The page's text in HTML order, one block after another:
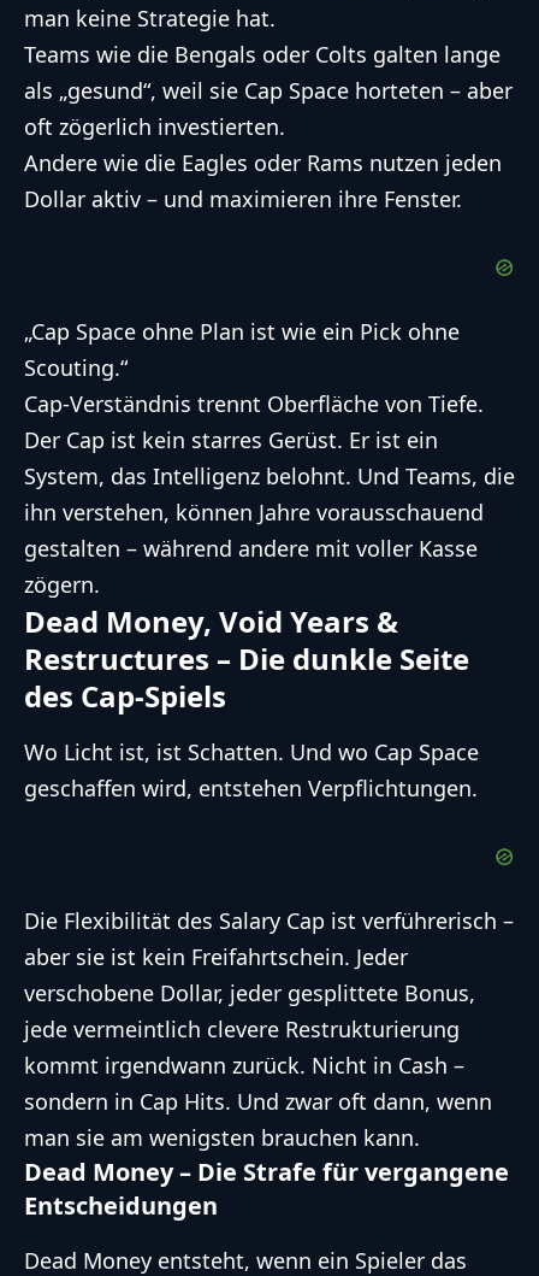
man keine Strategie hat.
Teams wie die Bengals oder Colts galten lange
als „gesund“, weil sie Cap Space horteten – aber
oft zögerlich investierten.
Andere wie die Eagles oder Rams nutzen jeden
Dollar aktiv – und maximieren ihre Fenster.
„Cap Space ohne Plan ist wie ein Pick ohne
Scouting.“
Cap-Verständnis trennt Oberfläche von Tiefe.
Der Cap ist kein starres Gerüst. Er ist ein
System, das Intelligenz belohnt. Und Teams, die
ihn verstehen, können Jahre vorausschauend
gestalten – während andere mit voller Kasse
zögern.
Dead Money, Void Years &
Restructures – Die dunkle Seite
des Cap-Spiels
Wo Licht ist, ist Schatten. Und wo Cap Space
geschaffen wird, entstehen Verpflichtungen.
Die Flexibilität des Salary Cap ist verführerisch –
aber sie ist kein Freifahrtschein. Jeder
verschobene Dollar, jeder gesplittete Bonus,
jede vermeintlich clevere Restrukturierung
kommt irgendwann zurück. Nicht in Cash –
sondern in Cap Hits. Und zwar oft dann, wenn
man sie am wenigsten brauchen kann.
Dead Money – Die Strafe für vergangene
Entscheidungen
Dead Money entsteht, wenn ein Spieler das